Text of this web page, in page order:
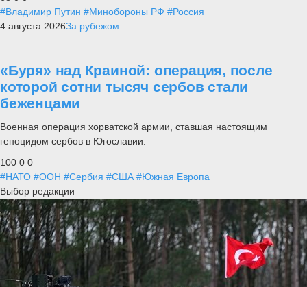
#Владимир Путин #Минобороны РФ #Россия
4 августа 2026За рубежом
«Буря» над Краиной: операция, после
которой сотни тысяч сербов стали
беженцами
Военная операция хорватской армии, ставшая настоящим
геноцидом сербов в Югославии.
100 0 0
#НАТО #ООН #Сербия #США #Южная Европа
Выбор редакции